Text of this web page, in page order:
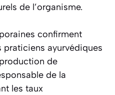
de l’organisme.
confirment
praticiens ayurvédiques
de
de la
les taux